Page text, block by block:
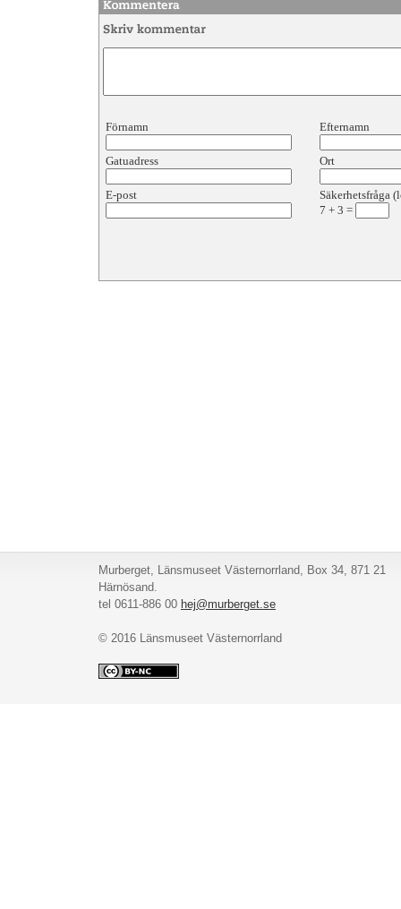
Förnamn Efternamn
Gatuadress Ort
E-post
Säkerhetsfråga
7 + 3 =
Murberget, Länsmuseet Västernorrland, Box 34, 871 21
Härnösand.
tel 0611-886 00 hej@murberget.se
© 2016 Länsmuseet Västernorrland